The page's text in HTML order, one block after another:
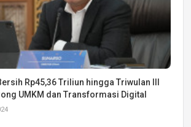
Rp45,36 Triliun hingga Triwulan III
UMKM dan Transformasi Digital